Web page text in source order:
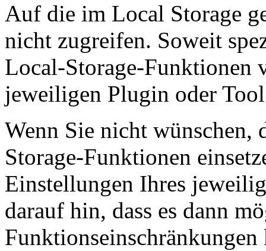
Auf die im Local Storage
nicht zugreifen. Soweit
Local-Storage-Funktionen
jeweiligen Plugin oder
Wenn Sie nicht wünschen,
Storage-Funktionen
Einstellungen Ihres
darauf hin, dass es dann